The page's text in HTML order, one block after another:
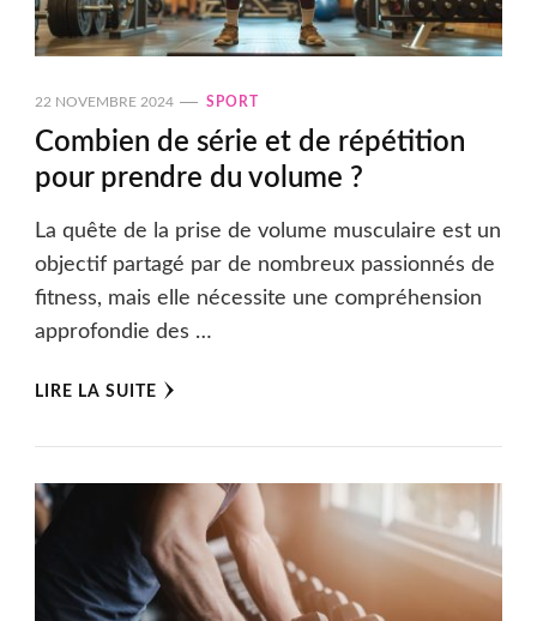
22 NOVEMBRE 2024 SPORT
Combien de série et de répétition
pour prendre du volume ?
La quête de la prise de volume musculaire est un
objectif partagé par de nombreux passionnés de
fitness, mais elle nécessite une compréhension
approfondie des …
LIRE LA SUITE